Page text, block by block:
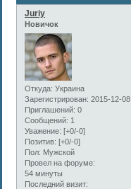
Juriy
Новичок
Откуда: Украина
Зарегистрирован: 2015-12-08
Приглашений: 0
Сообщений: 1
Уважение: [+0/-0]
Позитив: [+0/-0]
Пол: Мужской
Провел на форуме:
54 минуты
Последний визит: